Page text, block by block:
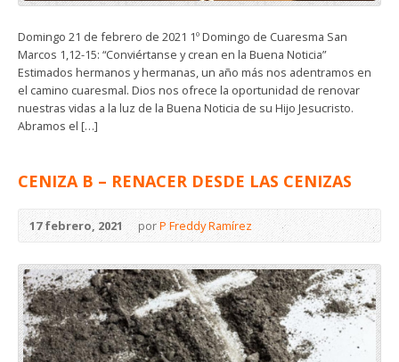
Domingo 21 de febrero de 2021 1º Domingo de Cuaresma San
Marcos 1,12-15: “Conviértanse y crean en la Buena Noticia”
Estimados hermanos y hermanas, un año más nos adentramos en
el camino cuaresmal. Dios nos ofrece la oportunidad de renovar
nuestras vidas a la luz de la Buena Noticia de su Hijo Jesucristo.
Abramos el […]
CENIZA B – RENACER DESDE LAS CENIZAS
17 febrero, 2021 porP Freddy Ramírez